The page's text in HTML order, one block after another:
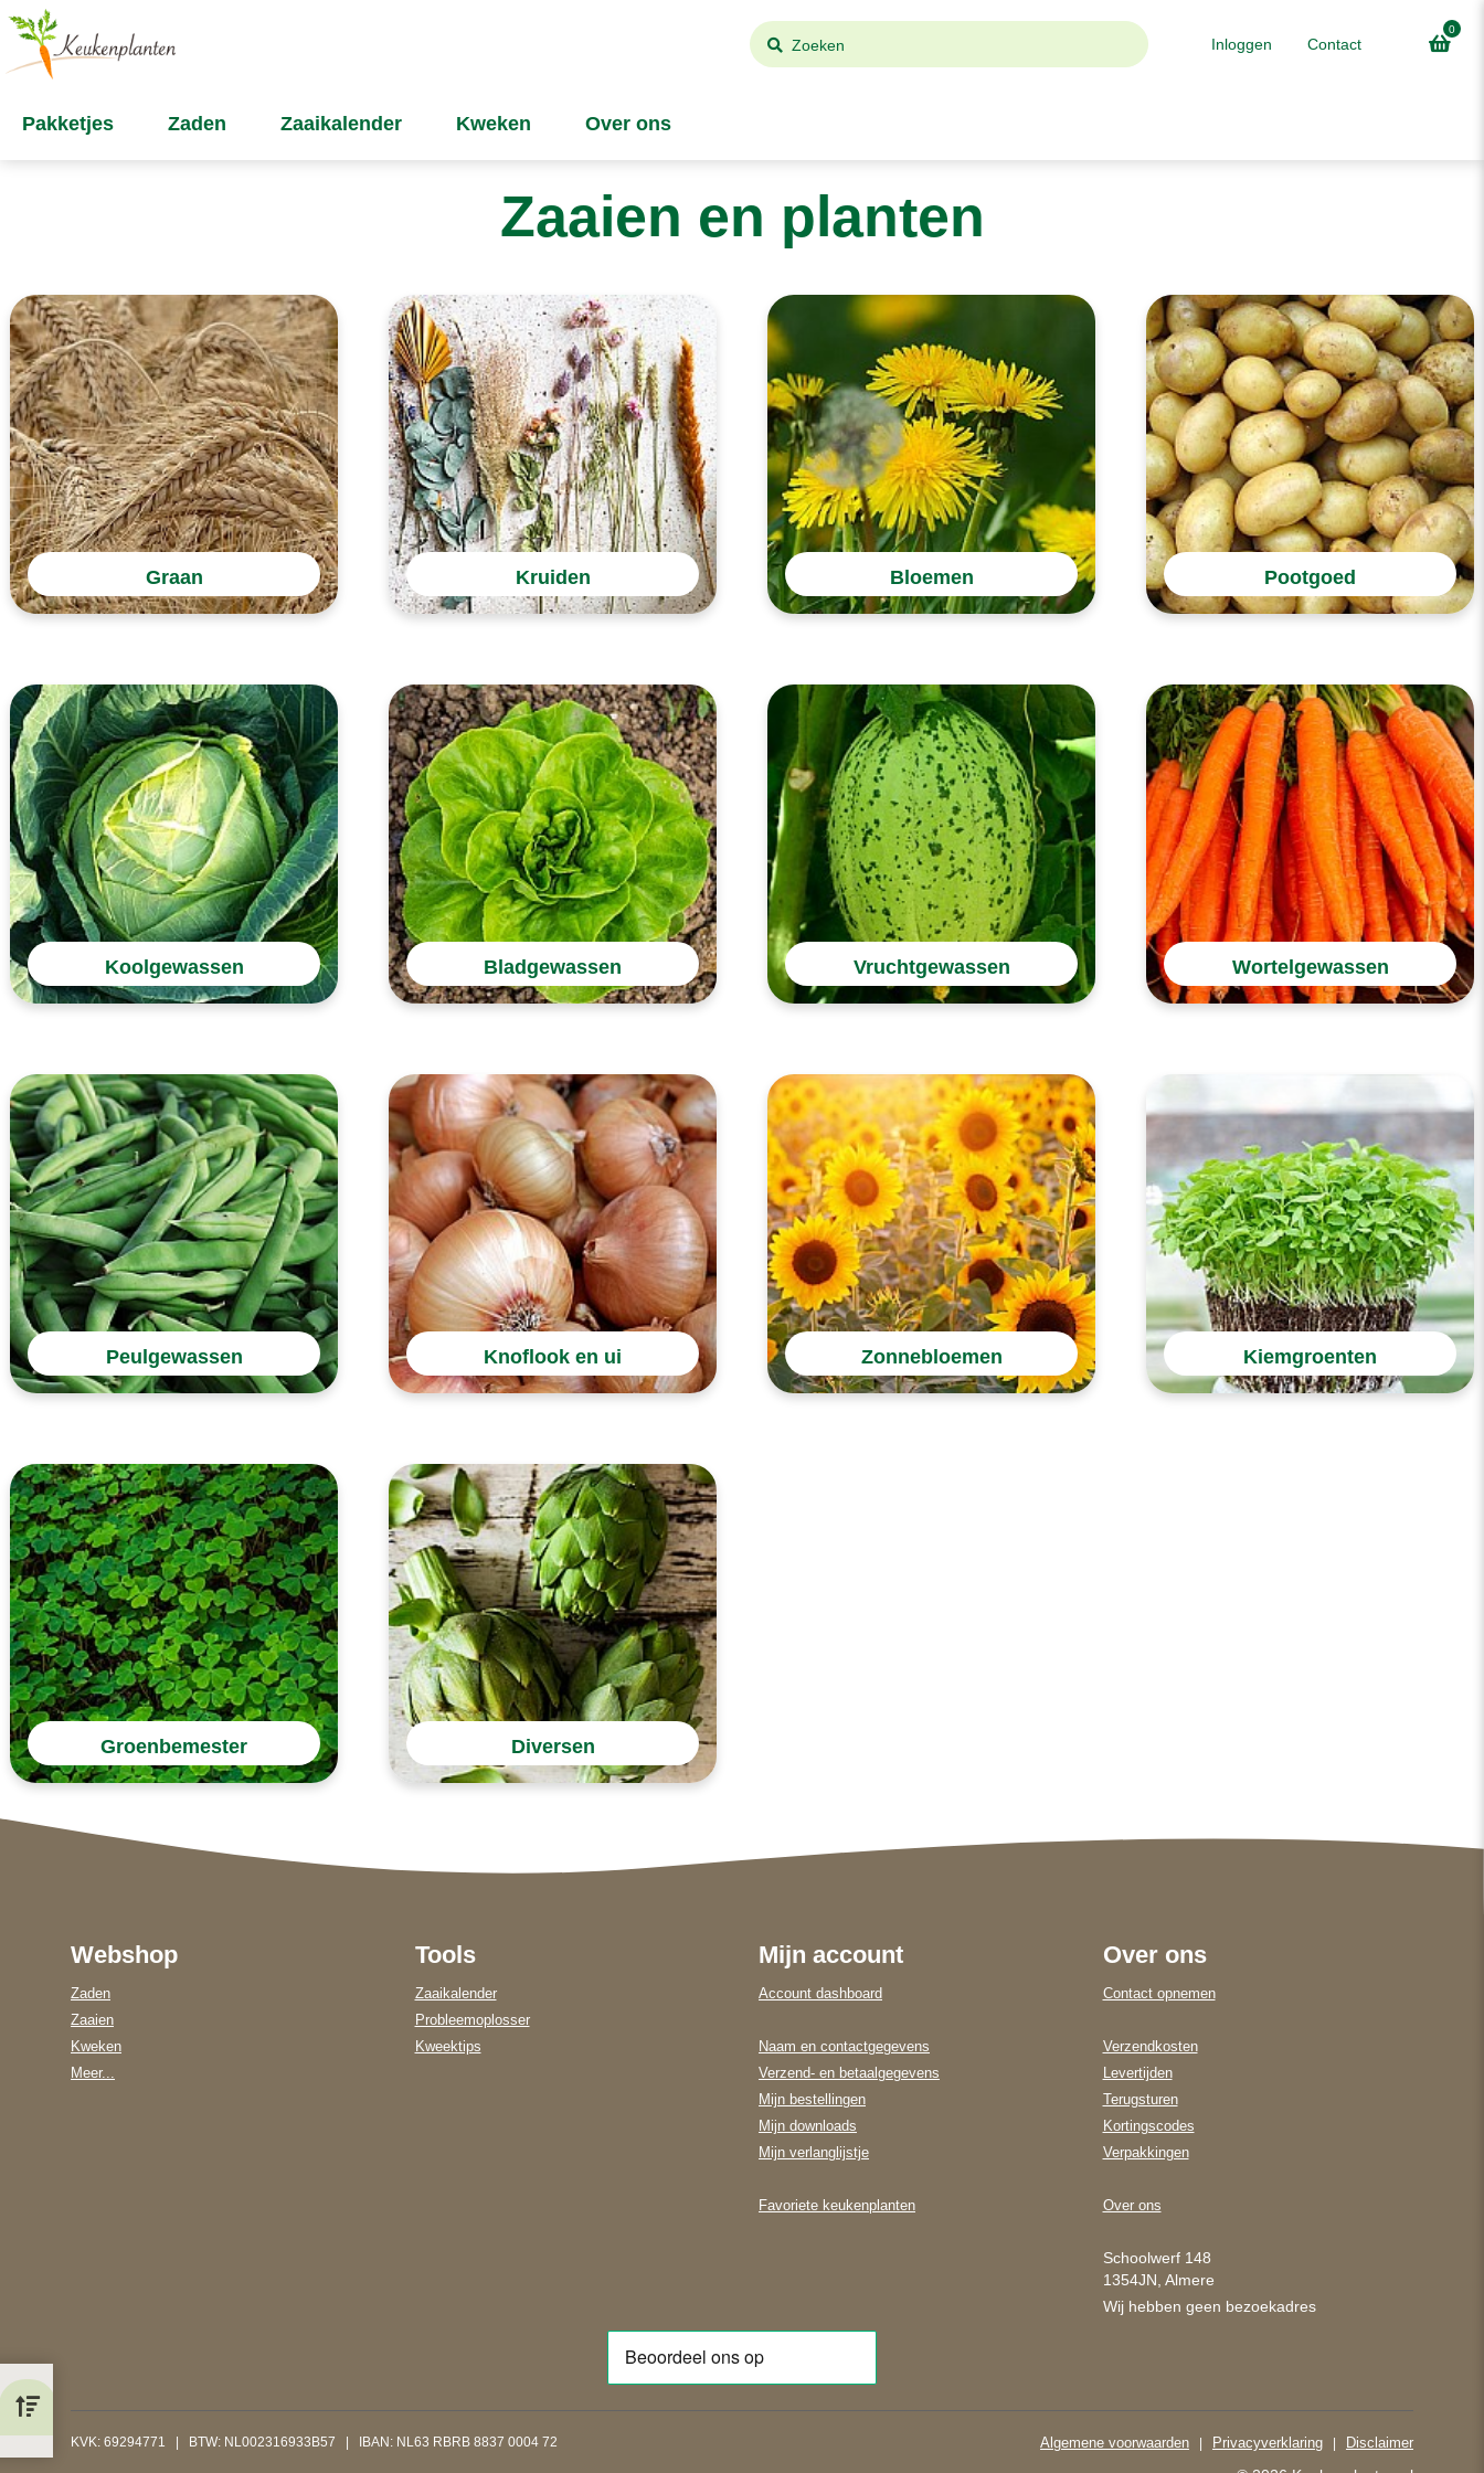
0
Contact
Inloggen
Zoeken
Pakketjes Zaden Zaaikalender Kweken Over ons
Zaaien en planten
Graan Kruiden Bloemen Pootgoed
Koolgewassen Bladgewassen Vruchtgewassen Wortelgewassen
Peulgewassen Knoflook en ui Zonnebloemen Kiemgroenten
Groenbemester Diversen
Webshop
Zaden
Zaaien
Kweken
Meer...
Tools
Zaaikalender
Probleemoplosser
Kweektips
Mijn account
Account dashboard
Naam en contactgegevens
Verzend- en betaalgegevens
Mijn bestellingen
Mijn downloads
Mijn verlanglijstje
Favoriete keukenplanten
Over ons
Contact opnemen
Verzendkosten
Levertijden
Terugsturen
Kortingscodes
Verpakkingen
Over ons
Schoolwerf 148
1354JN, Almere
Wij hebben geen bezoekadres
KVK: 69294771 | BTW: NL002316933B57 | IBAN: NL63 RBRB 8837 0004 72 Algemene voorwaarden| Privacyverklaring| Disclaimer